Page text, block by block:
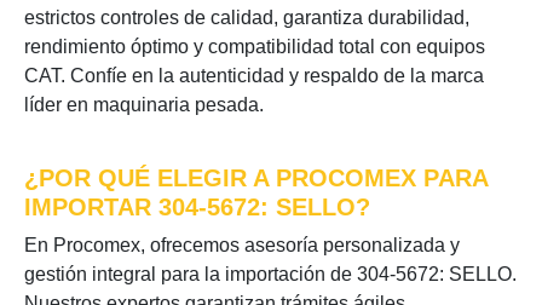
estrictos controles de calidad, garantiza durabilidad,
rendimiento óptimo y compatibilidad total con equipos
CAT. Confíe en la autenticidad y respaldo de la marca
líder en maquinaria pesada.
¿POR QUÉ ELEGIR A PROCOMEX PARA
IMPORTAR 304-5672: SELLO?
En Procomex, ofrecemos asesoría personalizada y
gestión integral para la importación de 304-5672: SELLO.